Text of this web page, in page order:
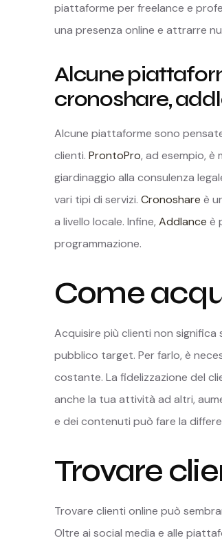
piattaforme per freelance e
una presenza online e attrarre
Alcune
cronoshare,
Alcune piattaforme sono
clienti. ProntoPro, ad esempio,
giardinaggio alla consulenza
vari tipi di servizi. Cronoshare è
a livello locale. Infine, Addlance è
programmazione.
Come
Acquisire più clienti non
pubblico target. Per farlo, è
costante. La fidelizzazione del
anche la tua attività ad altri,
e dei contenuti può fare la
Trovare
Trovare clienti online può
Oltre ai social media e alle